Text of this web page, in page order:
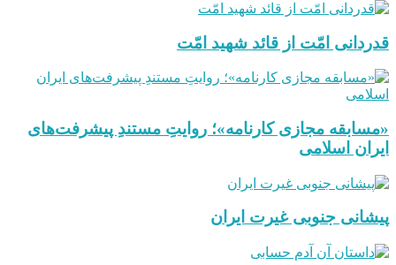
قدردانی امّت از قائد شهید امّت
«مسابقه مجازی کارنامه»؛ روایتِ مستندِ پیشرفت‌های
ایران اسلامی
پیشانی جنوبی غیرت ایران